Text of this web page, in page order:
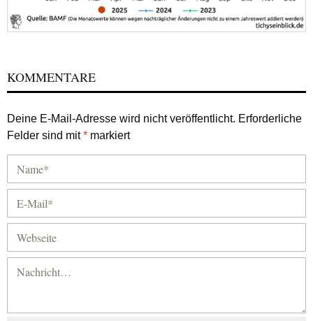
KOMMENTARE
Deine E-Mail-Adresse wird nicht veröffentlicht. Erforderliche
Felder sind mit* markiert